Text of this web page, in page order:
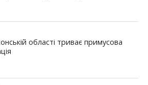
області триває примусова